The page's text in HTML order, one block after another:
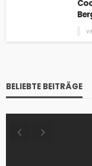
BELIEBTE BEITRÄGE